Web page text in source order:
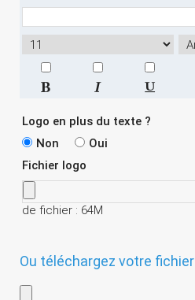
Logo en plus du texte ?
Non
Oui
Fichier logo
de fichier : 64M
Ou téléchargez votre fichier